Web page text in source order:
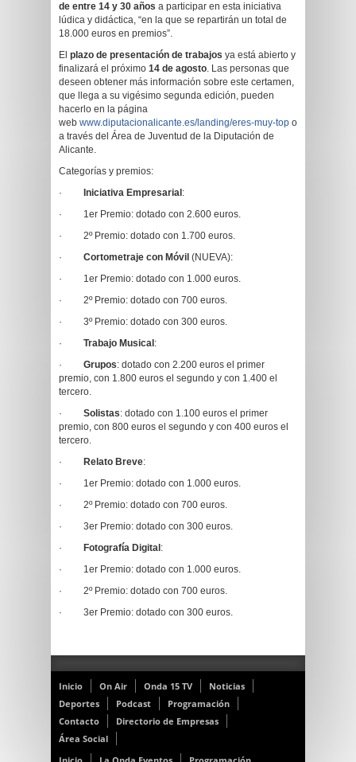
de entre 14 y 30 años a participar en esta iniciativa
lúdica y didáctica, “en la que se repartirán un total de
18.000 euros en premios”.
El plazo de presentación de trabajos ya está abierto y
finalizará el próximo 14 de agosto. Las personas que
deseen obtener más información sobre este certamen,
que llega a su vigésimo segunda edición, pueden
hacerlo en la página
web www.diputacionalicante.es/landing/eres-muy-top o
a través del Área de Juventud de la Diputación de
Alicante.
Categorías y premios:
·
Iniciativa Empresarial :
· 1er Premio: dotado con 2.600 euros.
· 2º Premio: dotado con 1.700 euros.
· Cortometraje con Móvil (NUEVA):
· 1er Premio: dotado con 1.000 euros.
· 2º Premio: dotado con 700 euros.
· 3º Premio: dotado con 300 euros.
· Trabajo Musical :
· Grupos: dotado con 2.200 euros el primer
premio, con 1.800 euros el segundo y con 1.400 el
tercero.
· Solistas: dotado con 1.100 euros el primer
premio, con 800 euros el segundo y con 400 euros el
tercero.
·
Relato Breve:
· 1er Premio: dotado con 1.000 euros.
· 2º Premio: dotado con 700 euros.
· 3er Premio: dotado con 300 euros.
·
Fotografía Digital :
· 1er Premio: dotado con 1.000 euros.
· 2º Premio: dotado con 700 euros.
· 3er Premio: dotado con 300 euros.
Inicio On Air Onda 15 TV
Noticias
Deportes
Podcast
Programación
Contacto
Directorio de Empresas
Área Social